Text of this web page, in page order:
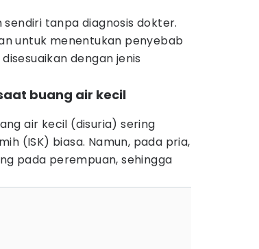
tanpa diagnosis dokter.
untuk menentukan penyebab
dengan jenis
buang air kecil
air kecil (disuria) sering
(ISK) biasa. Namun, pada pria,
pada perempuan, sehingga